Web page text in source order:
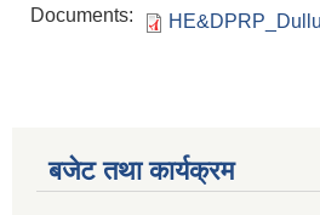
Documents:
बजेट तथा कार्यक्रम